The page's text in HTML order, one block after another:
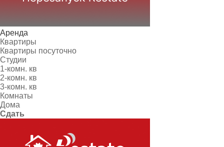
Аренда
Квартиры
Квартиры посуточно
Студии
1-комн. кв
2-комн. кв
3-комн. кв
Комнаты
Дома
Сдать